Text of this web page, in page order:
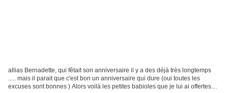
allias Bernadette, qui fêtait son anniversaire il y a des déjà très longtemps
..... mais il parait que c'est bon un anniversaire qui dure (oui toutes les
excuses sont bonnes ) Alors voilà les petites babioles que je lui ai offertes